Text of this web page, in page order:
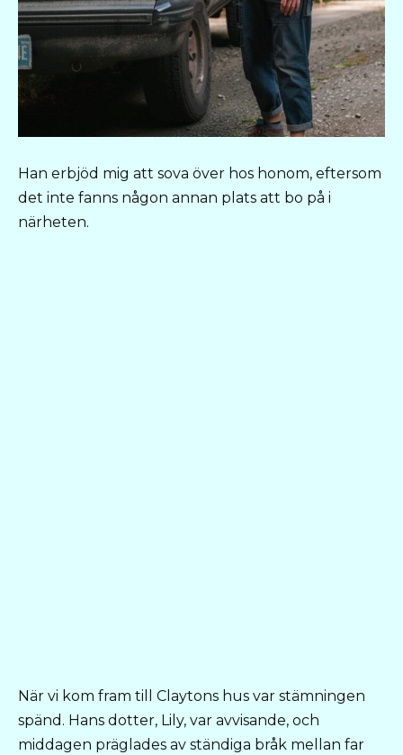
Han erbjöd mig att sova över hos honom, eftersom
det inte fanns någon annan plats att bo på i
närheten.
När vi kom fram till Claytons hus var stämningen
spänd. Hans dotter, Lily, var avvisande, och
middagen präglades av ständiga bråk mellan far